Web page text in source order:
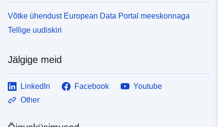
Võtke ühendust European Data Portal meeskonnaga
Tellige uudiskiri
Jälgige meid
LinkedIn Facebook
Youtube
Other